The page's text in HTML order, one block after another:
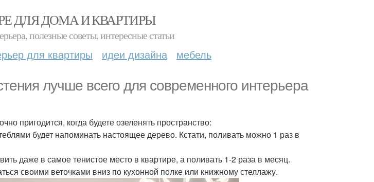
ДЛЯ ДОМА И КВАРТИРЫ
полезные советы, интересные статьи
для квартиры идеи дизайна мебель
лучше всего для современного интерьера
пригодится, когда будете озеленять пространство:
будет напоминать настоящее дерево. Кстати, поливать можно 1 раз в
даже в самое тенистое место в квартире, а поливать 1-2 раза в месяц.
своими веточками вниз по кухонной полке или книжному стеллажу.